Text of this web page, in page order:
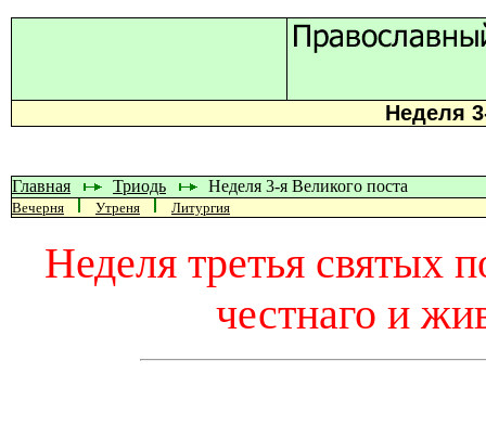
Неделя
Главная Триодь Неделя 3-я Великого поста
Вечерня Утреня Литургия
Неделя третья святых
честнаго и